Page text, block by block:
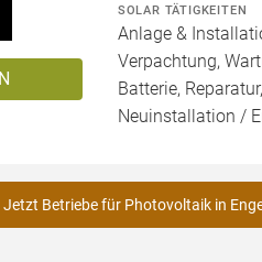
SOLAR TÄTIGKEITEN
Anlage &
Verpachtung,
Batterie,
Neuinstallation /
Jetzt Betriebe für Photovoltaik in